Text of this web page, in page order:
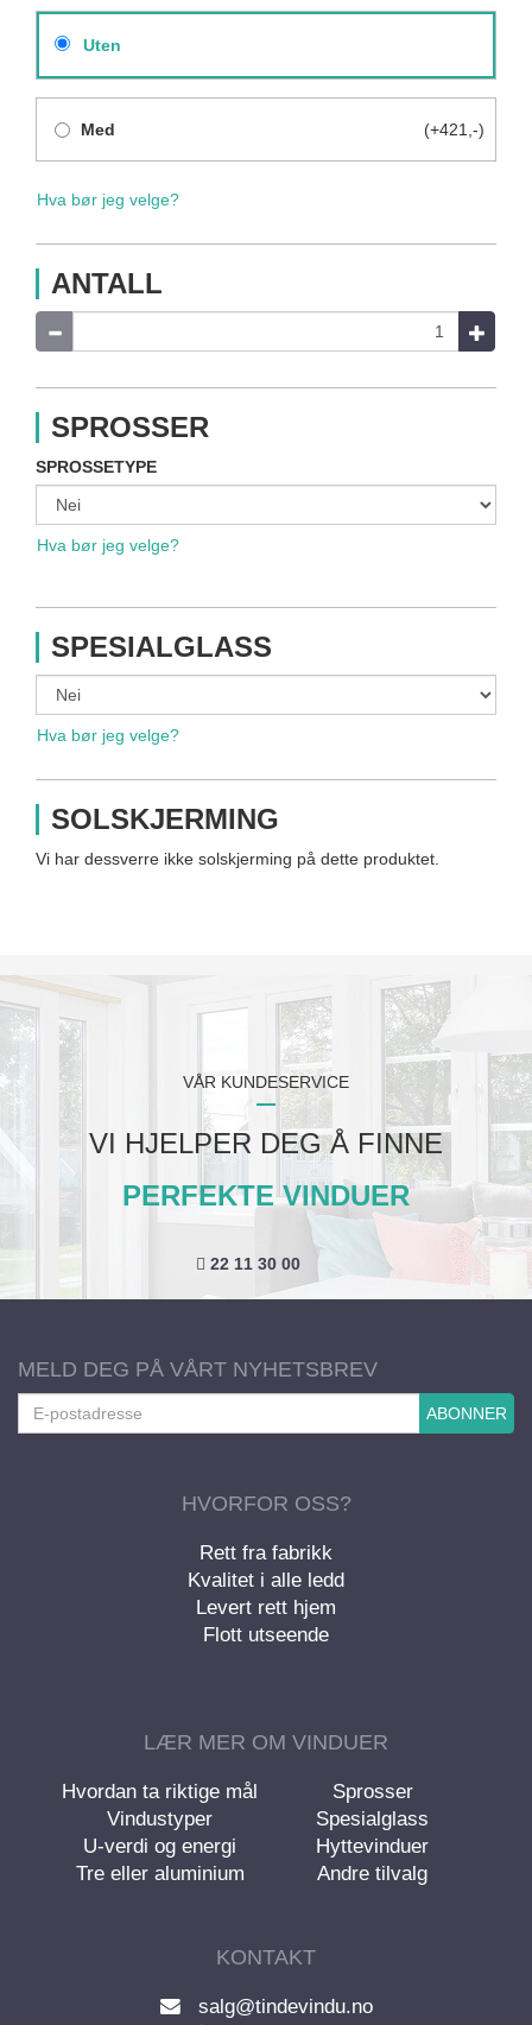
Uten
Med (+421,-)
Hva bør jeg velge?
ANTALL
SPROSSER
SPROSSETYPE
Hva bør jeg velge?
SPESIALGLASS
Hva bør jeg velge?
SOLSKJERMING
Vi har dessverre ikke solskjerming på dette produktet.
VÅR KUNDESERVICE
VI HJELPER DEG Å FINNE
PERFEKTE VINDUER
22 11 30 00
MELD DEG PÅ VÅRT NYHETSBREV
ABONNER
HVORFOR OSS?
Rett fra fabrikk
Kvalitet i alle ledd
Levert rett hjem
Flott utseende
LÆR MER OM VINDUER
Hvordan ta riktige mål
Vindustyper
U-verdi og energi
Tre eller aluminium
Sprosser
Spesialglass
Hyttevinduer
Andre tilvalg
KONTAKT
salg@tindevindu.no